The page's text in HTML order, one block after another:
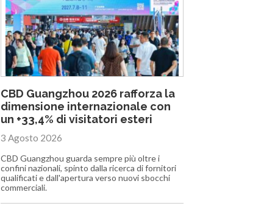
CBD Guangzhou 2026 rafforza la
dimensione internazionale con
un +33,4% di visitatori esteri
3 Agosto 2026
CBD Guangzhou guarda sempre più oltre i
confini nazionali, spinto dalla ricerca di fornitori
qualificati e dall'apertura verso nuovi sbocchi
commerciali.